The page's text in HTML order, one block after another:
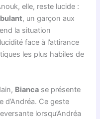
elle, reste lucide :
, un garçon aux
la situation
face à l’attirance
les plus habiles de
Bianca se présente
d’Andréa. Ce geste
lorsqu’Andréa